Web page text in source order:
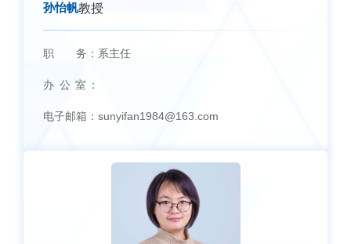
孙怡帆教授
职 务： 系主任
办 公 室：
电子邮箱： sunyifan1984@163.com